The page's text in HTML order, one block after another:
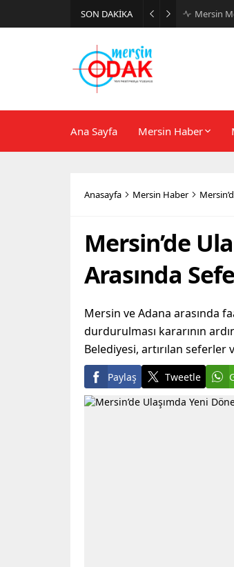
SON DAKİKA Günlük
Ana Sayfa Mersin Haber
Anasayfa Mersin Haber
Mersin’de
Arasında
Mersin ve Adana arasında
durdurulması kararının
Belediyesi, artırılan seferler
Paylaş Tweetle